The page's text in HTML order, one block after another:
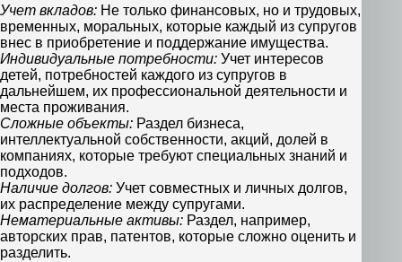
Учет вкладов: Не только финансовых, но и трудовых,
временных, моральных, которые каждый из супругов
внес в приобретение и поддержание имущества.
Индивидуальные потребности: Учет интересов
детей, потребностей каждого из супругов в
дальнейшем, их профессиональной деятельности и
места проживания.
Сложные объекты: Раздел бизнеса,
интеллектуальной собственности, акций, долей в
компаниях, которые требуют специальных знаний и
подходов.
Наличие долгов: Учет совместных и личных долгов,
их распределение между супругами.
Нематериальные активы: Раздел, например,
авторских прав, патентов, которые сложно оценить и
разделить.